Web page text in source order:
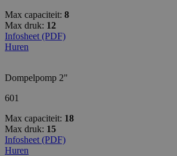
Max capaciteit: 8
Max druk: 12
Infosheet (PDF)
Huren
Dompelpomp 2"
601
Max capaciteit: 18
Max druk: 15
Infosheet (PDF)
Huren